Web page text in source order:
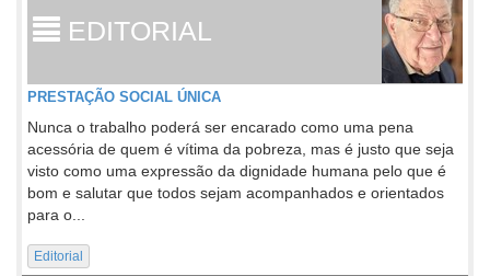
EDITORIAL
PRESTAÇÃO SOCIAL ÚNICA
Nunca o trabalho poderá ser encarado como uma pena
acessória de quem é vítima da pobreza, mas é justo que seja
visto como uma expressão da dignidade humana pelo que é
bom e salutar que todos sejam acompanhados e orientados
para o...
Editorial